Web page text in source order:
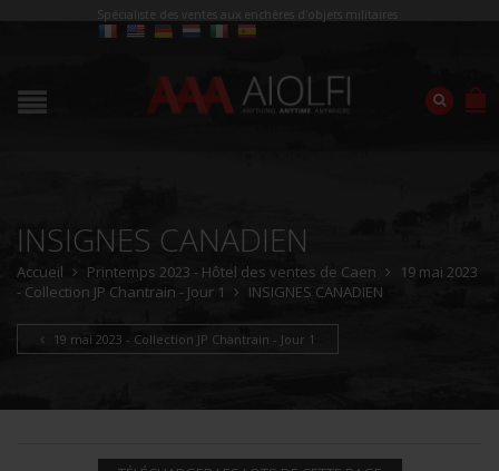
Spécialiste des ventes aux enchères d'objets militaires
INSIGNES CANADIEN
Accueil Printemps 2023 - Hôtel des ventes de Caen
19 mai 2023
- Collection JP Chantrain - Jour 1
INSIGNES CANADIEN
19 mai 2023 - Collection JP Chantrain - Jour 1